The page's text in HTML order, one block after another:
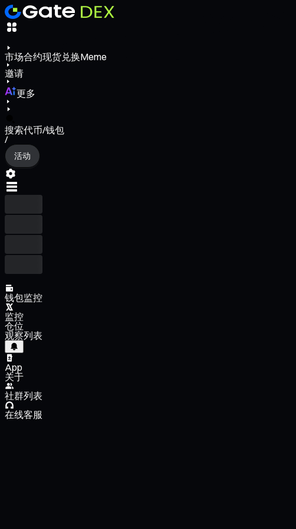
市场合约现货兑换Meme
邀请
更多
搜索代币/钱包
/
活动
钱包监控
监控
仓位
观察列表
App
关于
社群列表
在线客服